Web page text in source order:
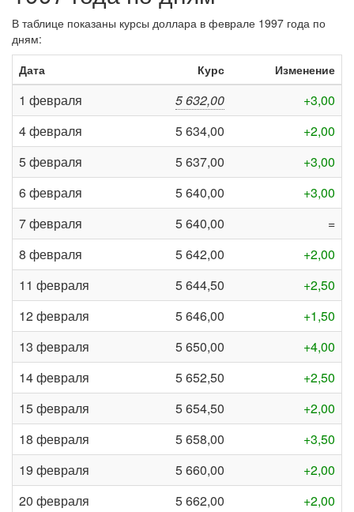
В таблице показаны курсы доллара в феврале 1997 года по
дням:
Дата
Курс Изменение
1 февраля 5 632,00
+3,00
4 февраля
5 634,00
+2,00
5 февраля
5 637,00
+3,00
6 февраля
5 640,00
+3,00
7 февраля
5 640,00
=
8 февраля
5 642,00
+2,00
11 февраля
5 644,50
+2,50
12 февраля
5 646,00
+1,50
13 февраля
5 650,00
+4,00
14 февраля
5 652,50
+2,50
15 февраля
5 654,50
+2,00
18 февраля
5 658,00
+3,50
19 февраля
5 660,00
+2,00
20 февраля
5 662,00
+2,00